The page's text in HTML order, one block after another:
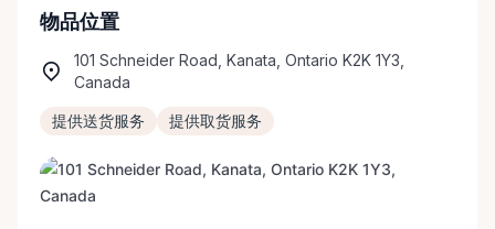
物品位置
101 Schneider Road, Kanata, Ontario K2K 1Y3,
Canada
提供送货服务 提供取货服务